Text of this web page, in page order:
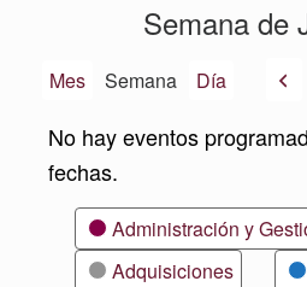
Semana de
Mes Semana Día
No hay eventos
fechas.
CategoríasAdministración y
Adquisiciones